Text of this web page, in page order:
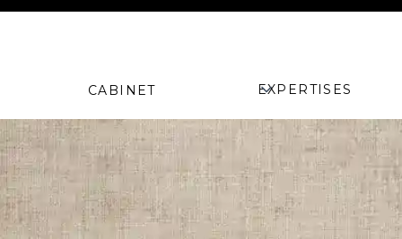
CABINET EXPERTISES